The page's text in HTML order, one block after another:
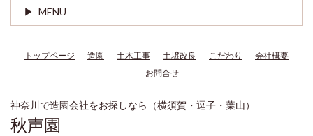
MENU
トップページ 造園 土木工事 土壌改良 こだわり
会社概要
お問合せ
神奈川で造園会社をお探しなら（横須賀・逗子・葉山）
秋声園